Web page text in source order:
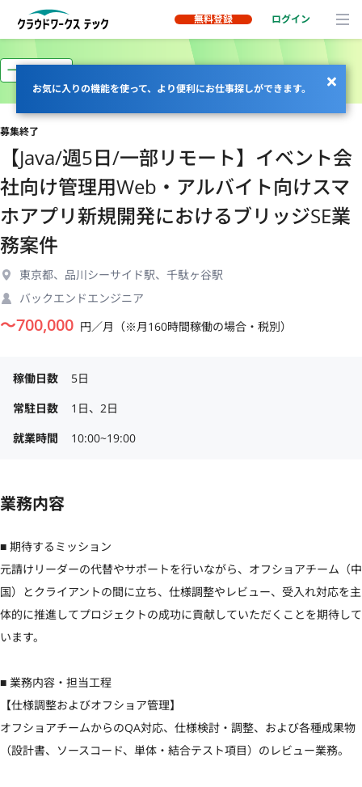
無料登録 ログイン
お気に入りの機能を使って、より便利にお仕事探しができます。
一部リモート
募集終了
【Java/週5日/一部リモート】イベント会
社向け管理用Web・アルバイト向けスマ
ホアプリ新規開発におけるブリッジSE業
務案件
東京都、品川シーサイド駅、千駄ヶ谷駅
バックエンドエンジニア
〜700,000 円／月（※月160時間稼働の場合・税別）
稼働日数
5日
常駐日数
1日、2日
就業時間
10:00~19:00
業務内容
■ 期待するミッション
元請けリーダーの代替やサポートを行いながら、オフショアチーム（中
国）とクライアントの間に立ち、仕様調整やレビュー、受入れ対応を主
体的に推進してプロジェクトの成功に貢献していただくことを期待して
います。
■ 業務内容・担当工程
【仕様調整およびオフショア管理】
オフショアチームからのQA対応、仕様検討・調整、および各種成果物
（設計書、ソースコード、単体・結合テスト項目）のレビュー業務。